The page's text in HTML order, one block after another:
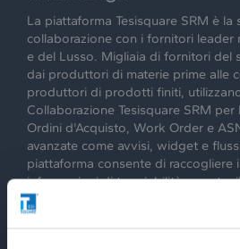
La piattaforma Tesisquare SRM è la
collaborazione con i fornitori leader
e del Lusso. Migliaia di fornitori del
dai produttori di materie prime alle
produttori di prodotti finiti,
Collaborazione Tesisquare SRM
Ordini d'Acquisto, Work Order e
avanzate come avvisi, widget e
piattaforma consente di raccogliere
informazioni di tracciabilità e
piena conformità agli standard del